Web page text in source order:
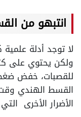
انتبهو من
لا توجد أدلة
ولكن يحتوي على
للقصبات، خفض ضغط
القسط الهندي
الأضرار الأخرى